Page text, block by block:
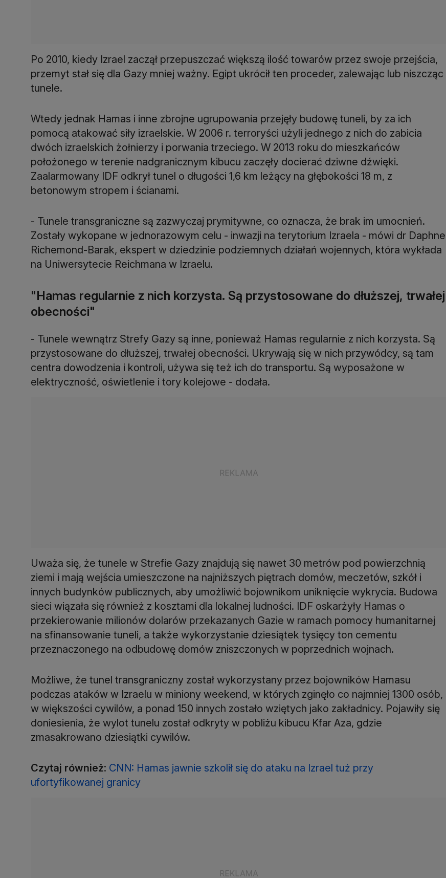
Po 2010, kiedy Izrael zaczął przepuszczać większą ilość towarów przez swoje przejścia,
przemyt stał się dla Gazy mniej ważny. Egipt ukrócił ten proceder, zalewając lub niszcząc
tunele.
Wtedy jednak Hamas i inne zbrojne ugrupowania przejęły budowę tuneli, by za ich
pomocą atakować siły izraelskie. W 2006 r. terroryści użyli jednego z nich do zabicia
dwóch izraelskich żołnierzy i porwania trzeciego. W 2013 roku do mieszkańców
położonego w terenie nadgranicznym kibucu zaczęły docierać dziwne dźwięki.
Zaalarmowany IDF odkrył tunel o długości 1,6 km leżący na głębokości 18 m, z
betonowym stropem i ścianami.
- Tunele transgraniczne są zazwyczaj prymitywne, co oznacza, że brak im umocnień.
Zostały wykopane w jednorazowym celu - inwazji na terytorium Izraela - mówi dr Daphne
Richemond-Barak, ekspert w dziedzinie podziemnych działań wojennych, która wykłada
na Uniwersytecie Reichmana w Izraelu.
"Hamas regularnie z nich korzysta. Są przystosowane do dłuższej, trwałej
obecności"
- Tunele wewnątrz Strefy Gazy są inne, ponieważ Hamas regularnie z nich korzysta. Są
przystosowane do dłuższej, trwałej obecności. Ukrywają się w nich przywódcy, są tam
centra dowodzenia i kontroli, używa się też ich do transportu. Są wyposażone w
elektryczność, oświetlenie i tory kolejowe - dodała.
Uważa się, że tunele w Strefie Gazy znajdują się nawet 30 metrów pod powierzchnią
ziemi i mają wejścia umieszczone na najniższych piętrach domów, meczetów, szkół i
innych budynków publicznych, aby umożliwić bojownikom uniknięcie wykrycia. Budowa
sieci wiązała się również z kosztami dla lokalnej ludności. IDF oskarżyły Hamas o
przekierowanie milionów dolarów przekazanych Gazie w ramach pomocy humanitarnej
na sfinansowanie tuneli, a także wykorzystanie dziesiątek tysięcy ton cementu
przeznaczonego na odbudowę domów zniszczonych w poprzednich wojnach.
Możliwe, że tunel transgraniczny został wykorzystany przez bojowników Hamasu
podczas ataków w Izraelu w miniony weekend, w których zginęło co najmniej 1300 osób,
w większości cywilów, a ponad 150 innych zostało wziętych jako zakładnicy. Pojawiły się
doniesienia, że wylot tunelu został odkryty w pobliżu kibucu Kfar Aza, gdzie
zmasakrowano dziesiątki cywilów.
Czytaj również: CNN: Hamas jawnie szkolił się do ataku na Izrael tuż przy
ufortyfikowanej granicy